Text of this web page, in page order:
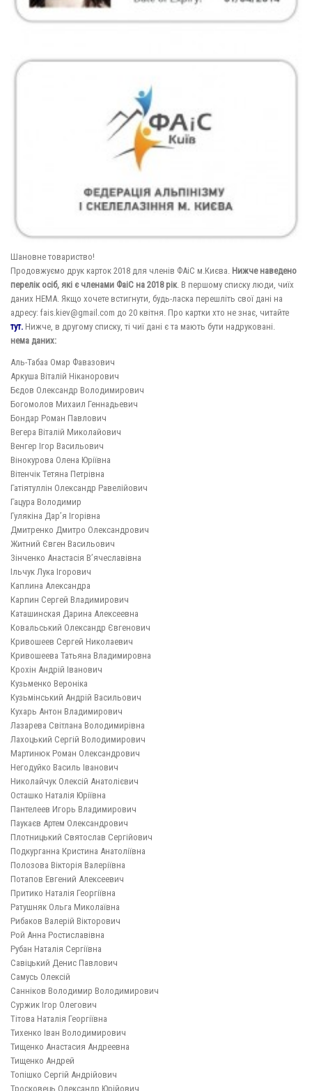
Шановне товариство!
Продовжуємо друк карток 2018 для членів ФАіС м.Києва. Нижче наведено
перелік осіб, які є членами ФаіС на 2018 рік. В першому списку люди, чиїх
даних НЕМА. Якщо хочете встигнути, будь-ласка перешліть свої дані на
адресу: fais.kiev@gmail.com до 20 квітня. Про картки хто не знає, читайте
тут. Нижче, в другому списку, ті чиї дані є та мають бути надруковані.
нема даних:
Аль-Табаа Омар Фавазович
Аркуша Віталій Ніканорович
Бєдов Олександр Володимирович
Богомолов Михаил Геннадьевич
Бондар Роман Павлович
Вегера Віталій Миколайович
Венгер Ігор Васильович
Вінокурова Олена Юріївна
Вітенчік Тетяна Петрівна
Гатіятуллін Олександр Равелійович
Гацура Володимир
Гулякіна Дар’я Ігорівна
Дмитренко Дмитро Олександрович
Житний Євген Васильович
Зінченко Анастасія В’ячеславівна
Ільчук Лука Ігорович
Каплина Александра
Карпин Сергей Владимирович
Каташинская Дарина Алексеевна
Ковальський Олександр Євгенович
Кривошеев Сергей Николаевич
Кривошеева Татьяна Владимировна
Крохін Андрій Іванович
Кузьменко Вероніка
Кузьмiнський Андрій Васильович
Кухарь Антон Владимирович
Лазарева Світлана Володимирівна
Лахоцький Сергій Володимирович
Мартинюк Роман Олександрович
Негодуйко Василь Іванович
Николайчук Олексій Анатолієвич
Осташко Наталія Юріївна
Пантелеев Игорь Владимирович
Паукаєв Артем Олександрович
Плотницький Святослав Сергійович
Подкурганна Кристина Анатоліївна
Полозова Вікторія Валеріївна
Потапов Евгений Алексеевич
Притико Наталія Георгіївна
Ратушняк Ольга Миколаївна
Рибаков Валерій Вікторович
Рой Анна Ростиславівна
Рубан Наталія Сергіївна
Савіцький Денис Павлович
Самусь Олексій
Санніков Володимир Володимирович
Суржик Ігор Олегович
Тітова Наталія Георгіївна
Тихенко Іван Володимирович
Тищенко Анастасия Андреевна
Тищенко Андрей
Топішко Сергій Андрійович
Тросковець Олександр Юрiйович